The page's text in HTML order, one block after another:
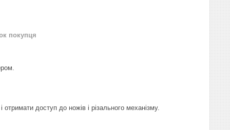
покупця
доступ до ножів і різального механізму.